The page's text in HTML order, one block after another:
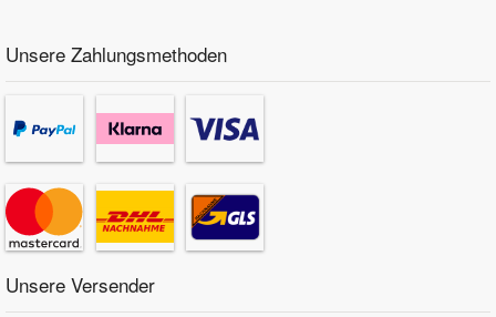
Unsere Zahlungsmethoden
Unsere Versender